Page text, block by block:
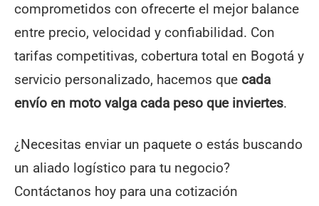
comprometidos con ofrecerte el mejor balance
entre precio, velocidad y confiabilidad. Con
tarifas competitivas, cobertura total en Bogotá y
servicio personalizado, hacemos que cada
envío en moto valga cada peso que inviertes.
¿Necesitas enviar un paquete o estás buscando
un aliado logístico para tu negocio?
Contáctanos hoy para una cotización